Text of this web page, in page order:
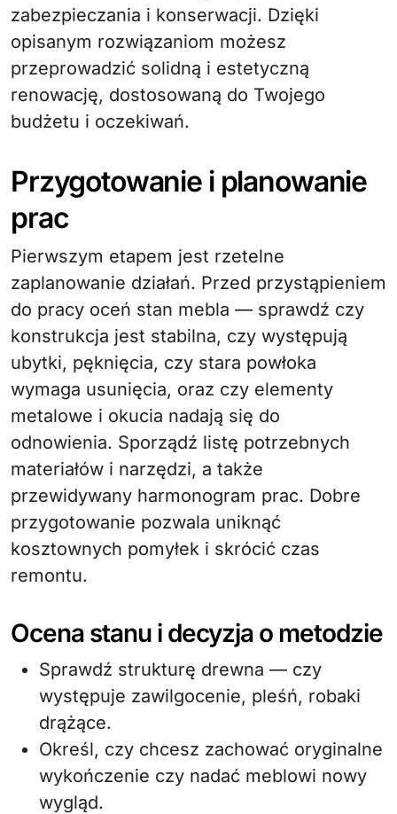
zabezpieczania i konserwacji. Dzięki
opisanym rozwiązaniom możesz
przeprowadzić solidną i estetyczną
renowację, dostosowaną do Twojego
budżetu i oczekiwań.
Przygotowanie i planowanie
prac
Pierwszym etapem jest rzetelne
zaplanowanie działań. Przed przystąpieniem
do pracy oceń stan mebla — sprawdź czy
konstrukcja jest stabilna, czy występują
ubytki, pęknięcia, czy stara powłoka
wymaga usunięcia, oraz czy elementy
metalowe i okucia nadają się do
odnowienia. Sporządź listę potrzebnych
materiałów i narzędzi, a także
przewidywany harmonogram prac. Dobre
przygotowanie pozwala uniknąć
kosztownych pomyłek i skrócić czas
remontu.
Ocena stanu i decyzja o metodzie
Sprawdź strukturę drewna — czy
występuje zawilgocenie, pleśń, robaki
drążące.
Określ, czy chcesz zachować oryginalne
wykończenie czy nadać meblowi nowy
wygląd.